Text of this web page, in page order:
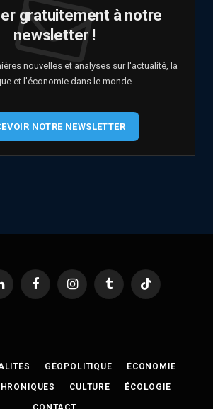
gratuitement à notre
newsletter !
nouvelles et analyses sur l'actualité, la
et l'économie dans le monde.
NOTRE NEWSLETTER
FacebookInstagramTumblr TikTok
GÉOPOLITIQUE ÉCONOMIE
CULTURE ÉCOLOGIE